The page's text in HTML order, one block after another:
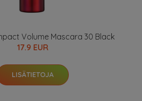
Volume Mascara 30 Black
17.9 EUR
LISÄTIETOJA